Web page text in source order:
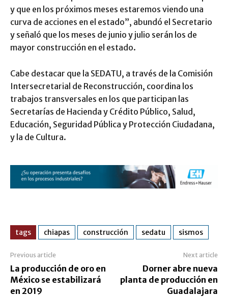
y que en los próximos meses estaremos viendo una
curva de acciones en el estado”, abundó el Secretario
y señaló que los meses de junio y julio serán los de
mayor construcción en el estado.
Cabe destacar que la SEDATU, a través de la Comisión
Intersecretarial de Reconstrucción, coordina los
trabajos transversales en los que participan las
Secretarías de Hacienda y Crédito Público, Salud,
Educación, Seguridad Pública y Protección Ciudadana,
y la de Cultura.
tags chiapas construcción sedatu sismos
Previous article
La producción de oro en
México se estabilizará
en 2019
Next article
Dorner abre nueva
planta de producción en
Guadalajara